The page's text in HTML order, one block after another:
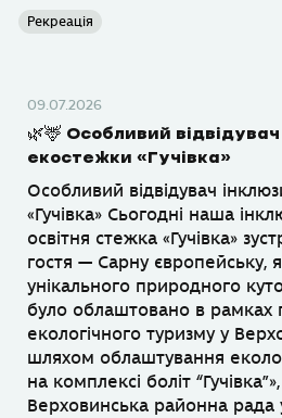
Рекреація
09.07.2026
🌿🦌 Особливий відвідувач
екостежки «Гучівка»
Особливий відвідувач
«Гучівка» Сьогодні наша
освітня стежка «Гучівка»
гостя — Сарну європейську,
унікального природного
було облаштовано в рамках
екологічного туризму у
шляхом облаштування
на комплексі боліт
Верховинська районна рада